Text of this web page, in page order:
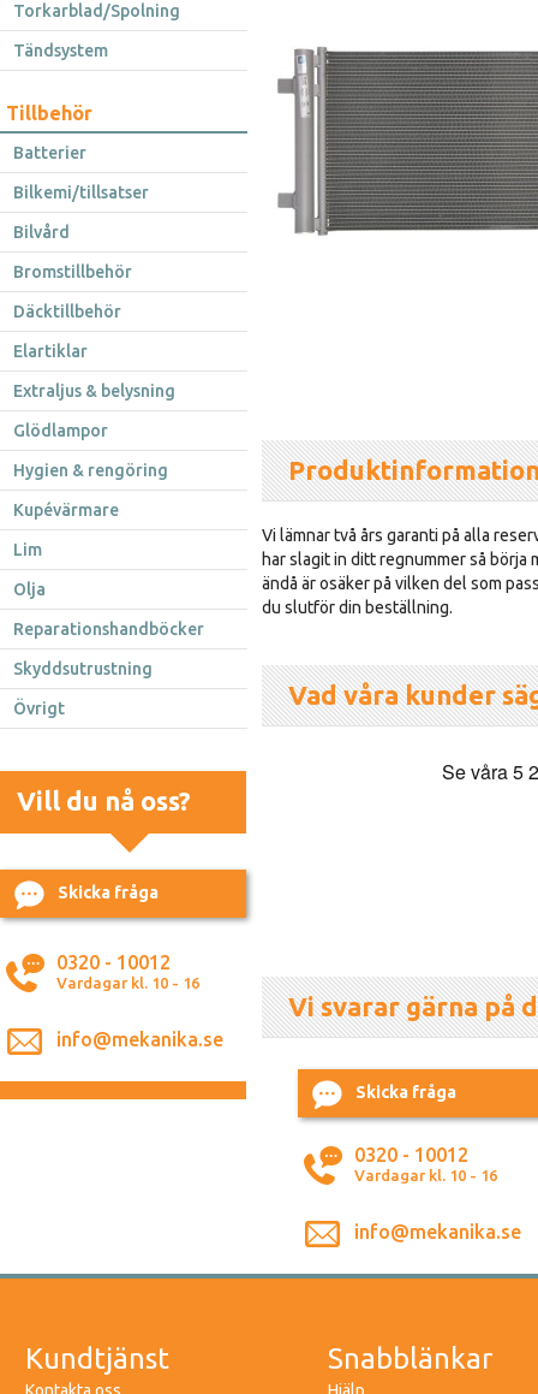
Torkarblad/Spolning
Tändsystem
Tillbehör
Batterier
Bilkemi/tillsatser
Bilvård
Bromstillbehör
Däcktillbehör
Elartiklar
Extraljus & belysning
Glödlampor
Hygien & rengöring
Kupévärmare
Lim
Olja
Reparationshandböcker
Skyddsutrustning
Övrigt
Vill du nå oss?
Skicka fråga
0320 - 10012
Vardagar kl. 10 - 16
info@mekanika.se
Vi lämnar två års garanti på alla
har slagit in ditt regnummer så börja
ändå är osäker på vilken del som
du slutför din beställning.
Vad våra kunder
Vi svarar gärna på
Skicka fråga
0320 - 10012
Vardagar kl. 10 - 16
info@mekanika.se
Kundtjänst Snabblänkar